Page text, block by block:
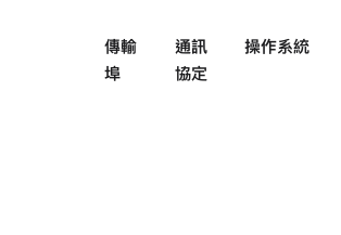
傳輸
埠
通訊
協定
操作系統